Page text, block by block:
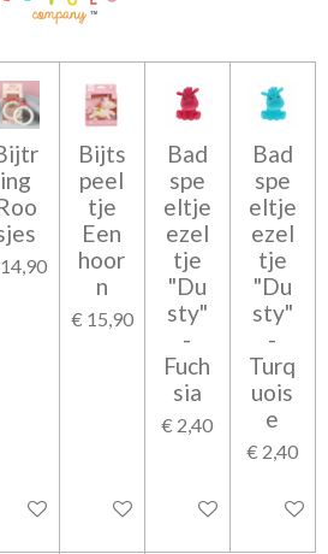
ing
In winkelwagen
Bijts
peel
tje
Een
hoor
n
€ 15,90
In winkelwagen
Bad
spe
eltje
ezel
tje
"Du
sty"
-
Fuch
sia
€ 2,40
In winkelwagen
Bad
spe
eltje
ezel
tje
"Du
sty"
-
Turq
uois
e
€ 2,40
In